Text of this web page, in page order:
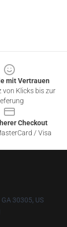
mit Vertrauen
von Klicks bis zur
Checkout
/ Visa
30305, US